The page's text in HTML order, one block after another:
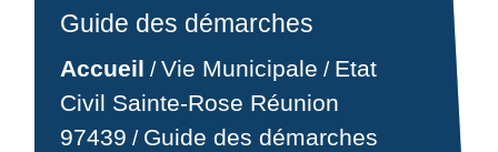
Guide des démarches
Accueil /Vie Municipale / Etat
Civil Sainte-Rose Réunion
97439 / Guide des démarches